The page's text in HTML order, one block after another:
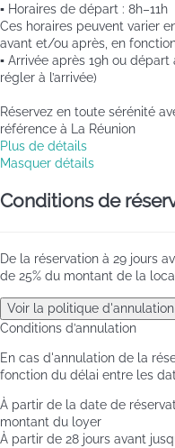
▪️ Horaires de départ : 8h–11h
Ces horaires peuvent varier
avant et/ou après, en
▪️ Arrivée après 19h ou
régler à l’arrivée)
Réservez en toute sérénité
référence à La Réunion
Plus de détails
Masquer détails
Conditions de
De la réservation à 29 jours
de 25% du montant de la
Voir la politique d'annulation
Conditions d’annulation
En cas d'annulation de la
fonction du délai entre les
À partir de la date de
montant du loyer
À partir de 28 jours avant